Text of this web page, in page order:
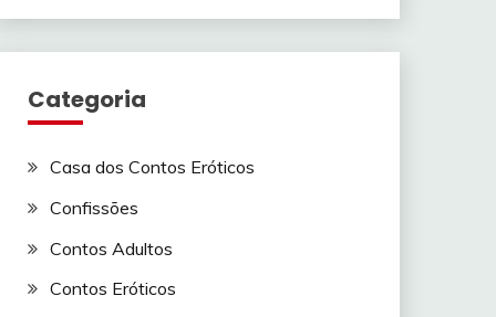
Categoria
Casa dos Contos Eróticos
Confissões
Contos Adultos
Contos Eróticos